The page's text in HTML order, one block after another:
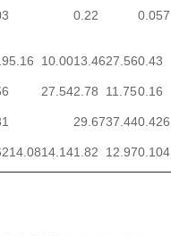
0.22 0.057
5.16 10.0013.4627.560.43
27.542.78 11.750.16
29.6737.440.426
14.0814.141.82 12.970.104